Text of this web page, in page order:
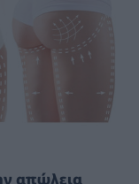
απώλεια